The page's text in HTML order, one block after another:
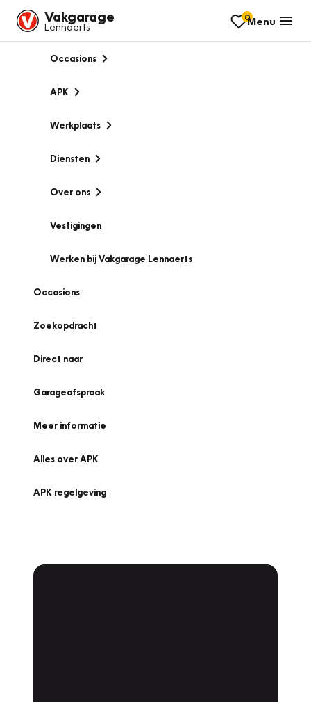
Vakgarage
Lennaerts
0Menu
Occasions
APK
Werkplaats
Diensten
Over ons
Vestigingen
Werken bij Vakgarage Lennaerts
Occasions
Zoekopdracht
Direct naar
Garageafspraak
Meer informatie
Alles over APK
APK regelgeving